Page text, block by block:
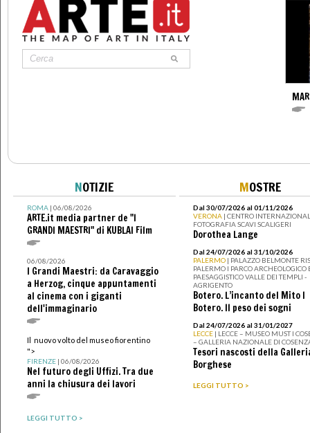
NOTIZIE
ROMA| 06/08/2026
ARTE.it media partner de "I
GRANDI MAESTRI" di KUBLAI Film
06/08/2026
I Grandi Maestri: da Caravaggio
a Herzog, cinque appuntamenti
al cinema con i giganti
dell'immaginario
Il nuovo volto del museo fiorentino
">
FIRENZE| 06/08/2026
Nel futuro degli Uffizi. Tra due
anni la chiusura dei lavori
LEGGI TUTTO >
MOSTRE
Dal 30/07/2026 al 01/11/2026
VERONA | CENTRO
FOTOGRAFIA SCAVI SCALIGERI
Dorothea Lange
Dal 24/07/2026 al 31/10/2026
PALERMO | PALAZZO BELMONTE
PALERMO I PARCO ARCHEOLOGICO
PAESAGGISTICO VALLE DEI TEMPLI -
AGRIGENTO
Botero. L’incanto del Mito I
Botero. Il peso dei sogni
Dal 24/07/2026 al 31/01/2027
LECCE | LECCE – MUSEO MUST I
– GALLERIA NAZIONALE DI
Tesori nascosti della
Borghese
LEGGI TUTTO >